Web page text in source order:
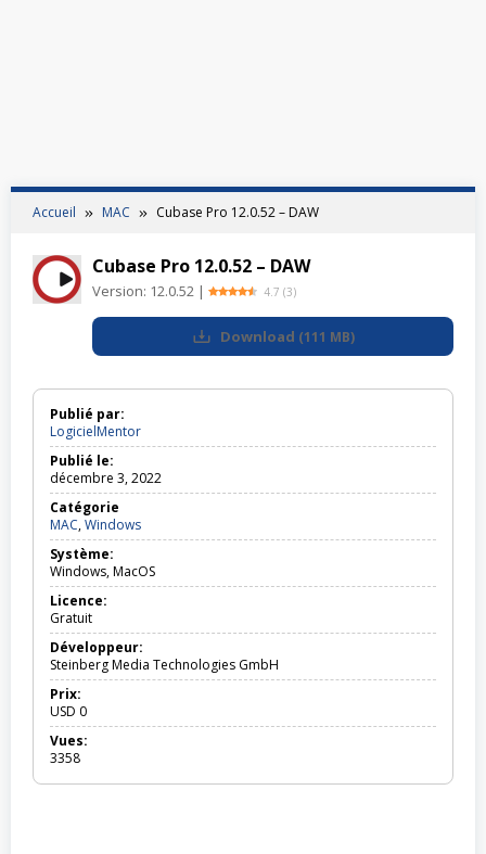
Accueil MAC Cubase Pro 12.0.52 – DAW
Cubase Pro 12.0.52 – DAW
Version: 12.0.52 | 4.7 (3)
Download (111 MB)
Publié par:
LogicielMentor
Publié le:
décembre 3, 2022
Catégorie
MAC,WindowsMAC,
Windows
Système:
Windows, MacOS
Licence:
Gratuit
Développeur:
Steinberg Media Technologies GmbH
Prix:
USD 0
Vues:
3358